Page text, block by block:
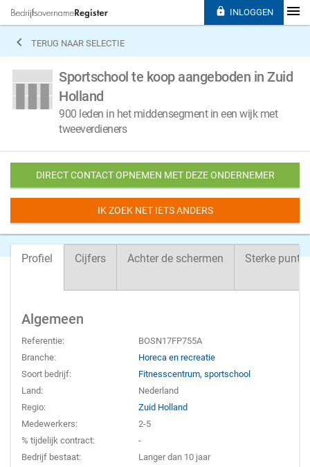
 TERUG NAAR SELECTIE
Sportschool te koop aangeboden in Zuid
Holland
900 leden in het middensegment in een wijk met
tweeverdieners
DIRECT CONTACT OPNEMEN MET DEZE ONDERNEMER
IK ZOEK NET IETS ANDERS
Profiel Cijfers Achter de schermen Sterke
Algemeen
Referentie:
BOSN17FP755A
Branche:
Horeca en recreatie
Soort bedrijf:
Fitnesscentrum, sportschool
Land:
Nederland
Regio:
Zuid Holland
Medewerkers:
2-5
% tijdelijk contract:
-
Bedrijf bestaat:
Langer dan 10 jaar
 INLOGGEN